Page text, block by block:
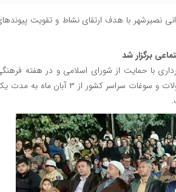
نصیرشهر با هدف ارتقای نشاط و تقویت
برگزار شد
با حمایت از شورای اسلامی و در هفته
شهرستان رباط کریم، نخستین جشنواره اقوام ایرانی نصیرشهر را با عرضه محصولات و سوغات سراسر کشور از ۳ آبان